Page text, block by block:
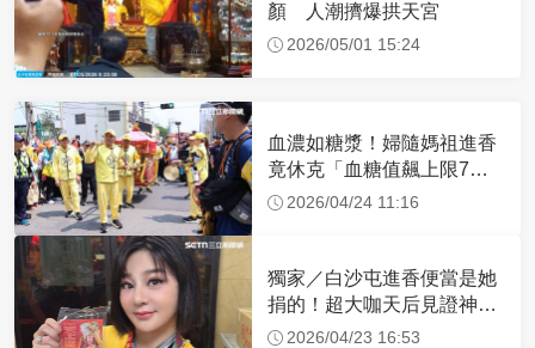
顏 人潮擠爆拱天宮
2026/05/01 15:24
血濃如糖漿！婦隨媽祖進香
竟休克「血糖值飆上限7
倍」 醫曝原因
2026/04/24 11:16
獨家／白沙屯進香便當是她
捐的！超大咖天后見證神
蹟 一靠近媽祖就爆哭
2026/04/23 16:53